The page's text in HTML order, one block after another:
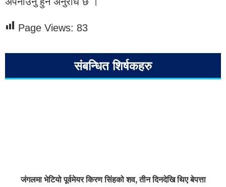
Page Views: 83
संबन्धित शिर्षकहरु
जंगलमा भेटियो पूर्वमेयर किरण सिंहको शव, तीन दिनदेखि थिए बेपत्ता